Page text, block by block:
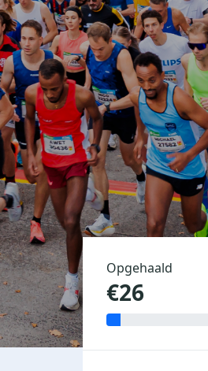
Opgehaald
€26